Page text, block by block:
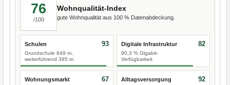
76
/100
Wohnqualität-Index
gute Wohnqualität aus 100 % Datenabdeckung.
Schulen
Grundschule 649 m,
weiterführend 395 m
93 Digitale Infrastruktur
90,3 % Gigabit-
Verfügbarkeit
82
Wohnungsmarkt 67 Alltagsversorgung 92